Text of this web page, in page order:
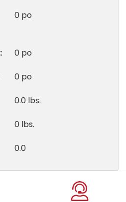
0 po
0 po
0 po
0.0 lbs.
0 lbs.
0.0